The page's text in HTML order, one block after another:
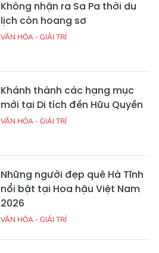
Không nhận ra Sa Pa thời du
lịch còn hoang sơ
VĂN HÓA - GIẢI TRÍ
Khánh thành các hạng mục
mới tại Di tích đền Hữu Quyền
VĂN HÓA - GIẢI TRÍ
Những người đẹp quê Hà Tĩnh
nổi bật tại Hoa hậu Việt Nam
2026
VĂN HÓA - GIẢI TRÍ